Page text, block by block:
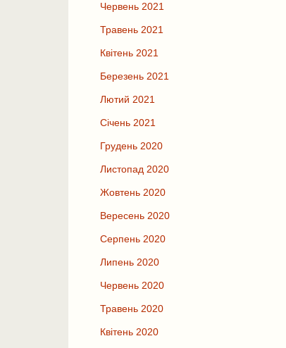
Червень 2021
Травень 2021
Квітень 2021
Березень 2021
Лютий 2021
Січень 2021
Грудень 2020
Листопад 2020
Жовтень 2020
Вересень 2020
Серпень 2020
Липень 2020
Червень 2020
Травень 2020
Квітень 2020